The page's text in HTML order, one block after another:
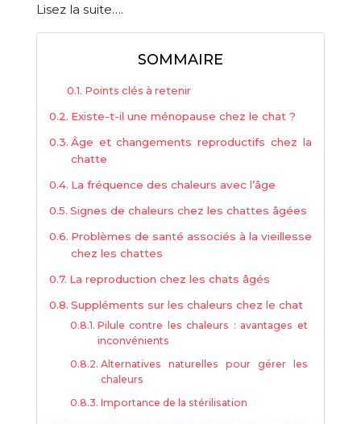
Lisez la suite….
SOMMAIRE
Points clés à retenir
Existe-t-il une ménopause chez le chat ?
Âge et changements reproductifs chez la
chatte
La fréquence des chaleurs avec l’âge
Signes de chaleurs chez les chattes âgées
Problèmes de santé associés à la vieillesse
chez les chattes
La reproduction chez les chats âgés
Suppléments sur les chaleurs chez le chat
Pilule contre les chaleurs : avantages et
inconvénients
Alternatives naturelles pour gérer les
chaleurs
Importance de la stérilisation